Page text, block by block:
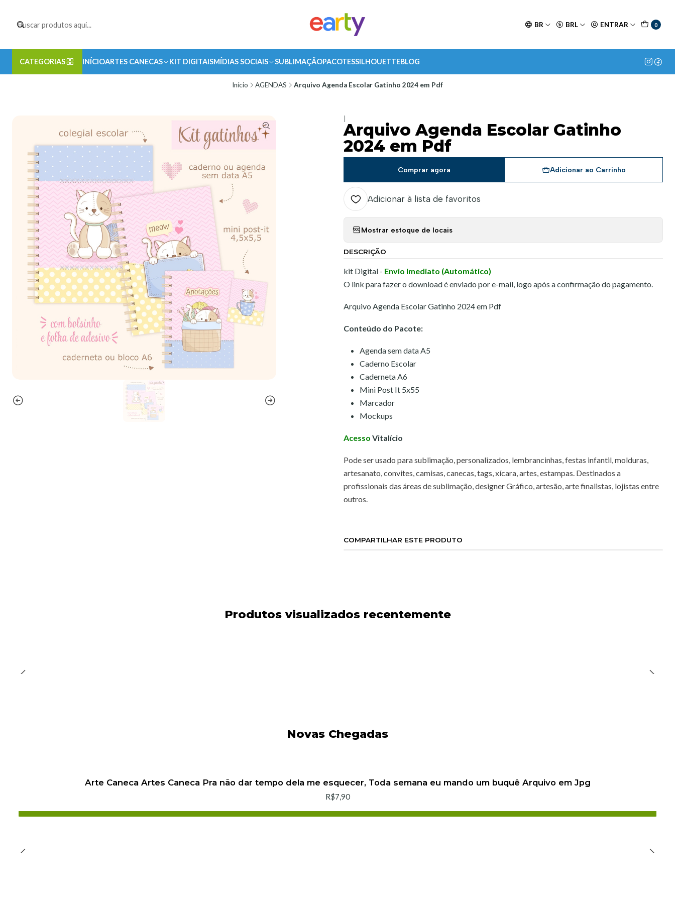
BR BRL ENTRAR 0
CATEGORIAS INÍCIOARTES CANECAS KIT DIGITAISMÍDIAS SOCIAIS SUBLIMAÇÃOPACOTESSILHOUETTEBLOG
Início AGENDAS Arquivo Agenda Escolar Gatinho 2024 em Pdf
Arquivo Agenda Escolar Gatinho
2024 em Pdf
Adicionar ao Carrinho
Comprar agora
Adicionar à lista de favoritos
Mostrar estoque de locais
DESCRIÇÃO
kit Digital - Envio Imediato (Automático)
O link para fazer o download é enviado por e-mail, logo após a confirmação do pagamento.
Arquivo Agenda Escolar Gatinho 2024 em Pdf
Conteúdo do Pacote:
Agenda sem data A5
Caderno Escolar
Caderneta A6
Mini Post It 5x55
Marcador
Mockups
Acesso Vitalício
Pode ser usado para sublimação, personalizados, lembrancinhas, festas infantil, molduras,
artesanato, convites, camisas, canecas, tags, xícara, artes, estampas. Destinados a
profissionais das áreas de sublimação, designer Gráfico, artesão, arte finalistas, lojistas entre
outros.
COMPARTILHAR ESTE PRODUTO
Produtos visualizados recentemente
Novas Chegadas
Arte Caneca Artes Caneca Pra não dar tempo dela me esquecer, Toda semana eu mando um buquê Arquivo em Jpg
R$7,90